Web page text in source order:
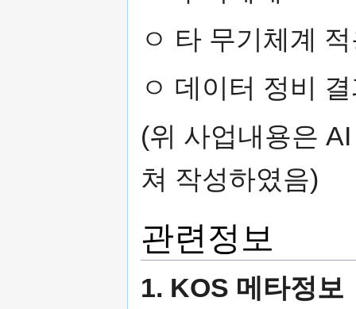
ㅇ 타 무기체계
ㅇ 데이터 정비
(위 사업내용은
쳐 작성하였음)
관련정보
1. KOS 메타정보